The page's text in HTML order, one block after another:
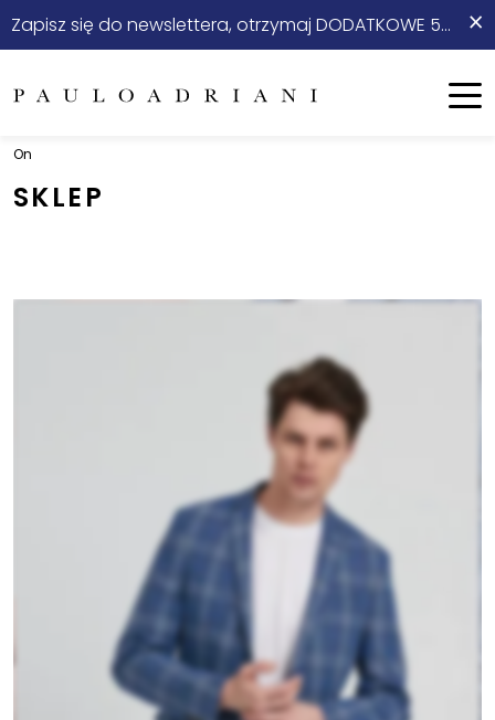
Zapisz się do newslettera, otrzymaj DODATKOWE 5% rabatu na start! ×
On
SKLEP
Biznes i uroczystości
Ostatnie sztuki do -80%
⏳ Topniejące rabaty: -59%